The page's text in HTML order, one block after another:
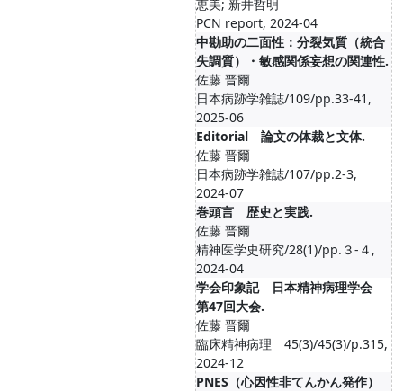
恵美; 新井哲明
PCN report, 2024-04
中勘助の二面性：分裂気質（統合
失調質）・敏感関係妄想の関連性.
佐藤 晋爾
日本病跡学雑誌/109/pp.33-41,
2025-06
Editorial 論文の体裁と文体.
佐藤 晋爾
日本病跡学雑誌/107/pp.2-3,
2024-07
巻頭言 歴史と実践.
佐藤 晋爾
精神医学史研究/28(1)/pp.３-４,
2024-04
学会印象記 日本精神病理学会
第47回大会.
佐藤 晋爾
臨床精神病理 45(3)/45(3)/p.315,
2024-12
PNES（心因性非てんかん発作）